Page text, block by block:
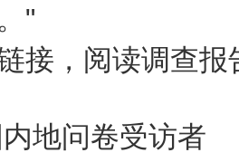
"
接，阅读调查报
地问卷受访者